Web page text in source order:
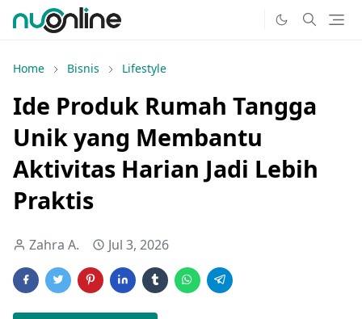
Home Bisnis Lifestyle
Ide Produk Rumah Tangga
Unik yang Membantu
Aktivitas Harian Jadi Lebih
Praktis
Zahra A. Jul 3, 2026